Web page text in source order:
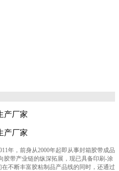
产厂家
产厂家
年，前身从2000年起即从事封箱胶带成品
胶带产业链的纵深拓展，现已具备印刷-涂
不断丰富胶粘制品产品线的同时，还通过